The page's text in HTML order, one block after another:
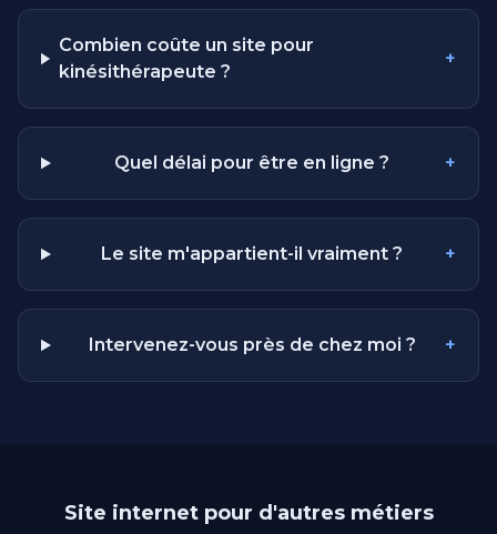
Combien coûte un site pour
kinésithérapeute ?
+
Quel délai pour être en ligne ? +
Le site m'appartient-il vraiment ? +
Intervenez-vous près de chez moi ? +
Site internet pour d'autres métiers